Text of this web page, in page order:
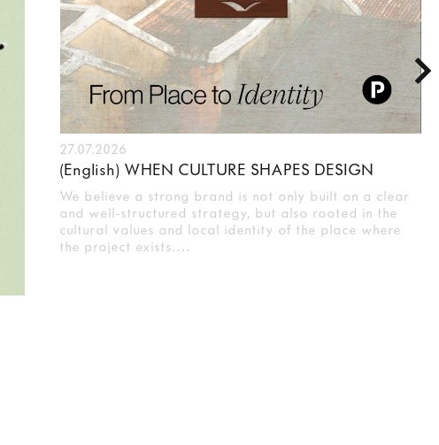
27.07.2026
(English) WHEN CULTURE SHAPES DESIGN
We believe a strong brand is not only built on a clear
and well-structured strategy, but also rooted in the
cultural values and local identity of the place where
the project exists.…